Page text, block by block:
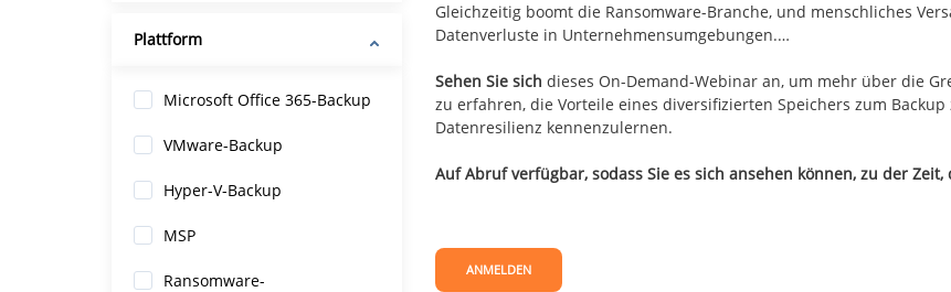
Plattform
Microsoft Office 365-Backup
VMware-Backup
Hyper-V-Backup
MSP
Ransomware-
Gleichzeitig boomt die Ransomware-Branche, und menschliches
Datenverluste in Unternehmensumgebungen.…
Sehen Sie sich dieses On-Demand-Webinar an, um mehr über die
zu erfahren, die Vorteile eines diversifizierten Speichers zum
Datenresilienz kennenzulernen.
Auf Abruf verfügbar, sodass Sie es sich ansehen können, zu der
ANMELDEN